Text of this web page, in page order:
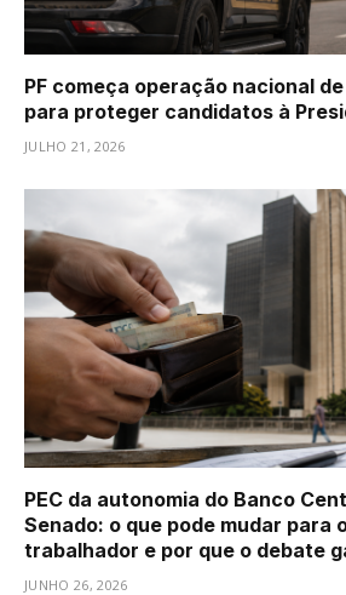
PF começa operação nacional
para proteger candidatos à
JULHO 21, 2026
PEC da autonomia do Banco
Senado: o que pode mudar para
trabalhador e por que o debate
JUNHO 26, 2026